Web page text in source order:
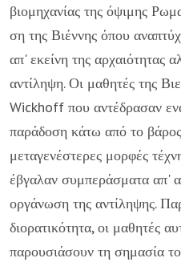
βιομηχανίας της όψιμης
ση της Βιέννης όπου
απ' εκείνη της αρχαιότητας
αντίληψη. Οι μαθητές της
Wickhoff που αντέδρασαν
παράδοση κάτω από το βάρος
μεταγενέστερες μορφές
έβγαλαν συμπεράσματα απ'
οργάνωση της αντίληψης.
διορατικότητα, οι μαθητές
παρουσιάσουν τη σημασία